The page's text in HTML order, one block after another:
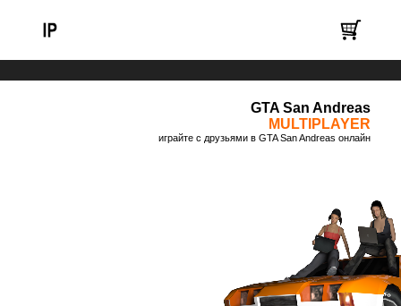
GTA San Andreas
MULTIPLAYER
играйте с друзьями в GTA San Andreas онлайн